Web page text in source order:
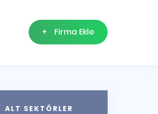
+ Firma Ekle
ALT SEKTÖRLER